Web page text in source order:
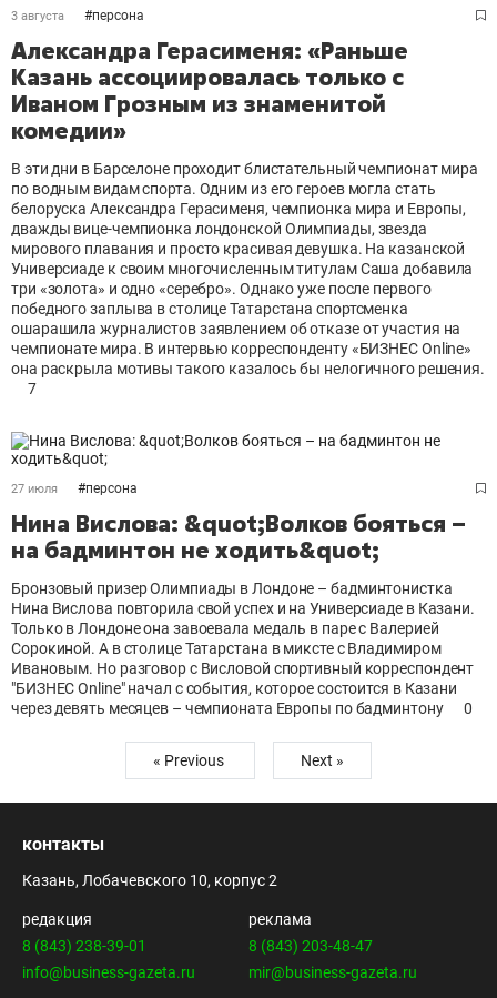
3 августа #персона
Александра Герасименя: «Раньше
Казань ассоциировалась только с
Иваном Грозным из знаменитой
комедии»
В эти дни в Барселоне проходит блистательный чемпионат мира
по водным видам спорта. Одним из его героев могла стать
белоруска Александра Герасименя, чемпионка мира и Европы,
дважды вице-чемпионка лондонской Олимпиады, звезда
мирового плавания и просто красивая девушка. На казанской
Универсиаде к своим многочисленным титулам Саша добавила
три «золота» и одно «серебро». Однако уже после первого
победного заплыва в столице Татарстана спортсменка
ошарашила журналистов заявлением об отказе от участия на
чемпионате мира. В интервью корреспонденту «БИЗНЕС Online»
она раскрыла мотивы такого казалось бы нелогичного решения.
7
27 июля #персона
Нина Вислова: &quot;Волков бояться –
на бадминтон не ходить&quot;
Бронзовый призер Олимпиады в Лондоне – бадминтонистка
Нина Вислова повторила свой успех и на Универсиаде в Казани.
Только в Лондоне она завоевала медаль в паре с Валерией
Сорокиной. А в столице Татарстана в миксте с Владимиром
Ивановым. Но разговор с Висловой спортивный корреспондент
"БИЗНЕС Online" начал с события, которое состоится в Казани
через девять месяцев – чемпионата Европы по бадминтону
0
« Previous Next »
контакты
Казань, Лобачевского 10, корпус 2
редакция
8 (843) 238-39-01
info@business-gazeta.ru
реклама
8 (843) 203-48-47
mir@business-gazeta.ru